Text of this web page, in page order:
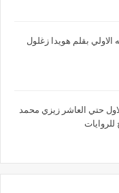
بقلم هويدا زغلول
حتي العاشر زيزي محمد